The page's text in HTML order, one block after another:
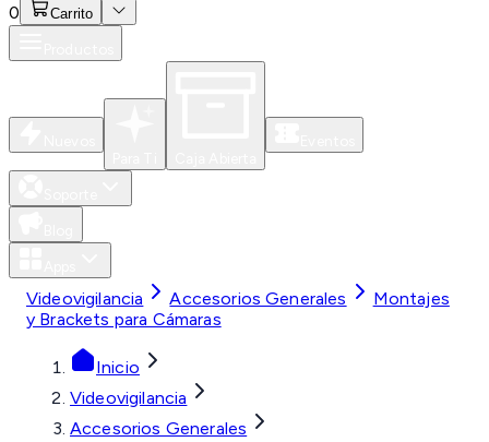
0 Carrito
Videovigilancia Accesorios Generales
Montajes
y Brackets para Cámaras
Inicio
Videovigilancia
Accesorios Generales